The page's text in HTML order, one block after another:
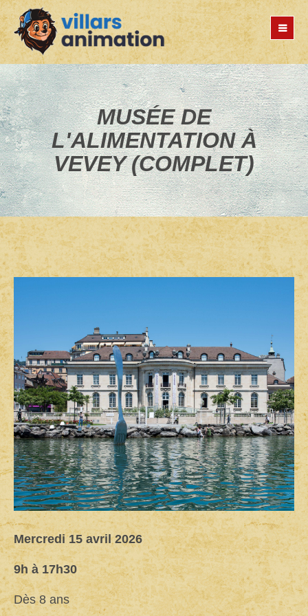
Jump
to
navigation
MUSÉE DE
L'ALIMENTATION À
VEVEY (COMPLET)
Mercredi 15 avril 2026
9h à 17h30
Dès 8 ans